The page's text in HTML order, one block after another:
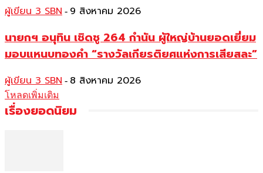
ผู้เขียน 3 SBN - 9 สิงหาคม 2026
นายกฯ อนุทิน เชิดชู 264 กำนัน ผู้ใหญ่บ้านยอดเยี่ยม
มอบแหนบทองคำ “รางวัลเกียรติยศแห่งการเสียสละ”
ผู้เขียน 3 SBN - 8 สิงหาคม 2026
โหลดเพิ่มเติม
เรื่องยอดนิยม